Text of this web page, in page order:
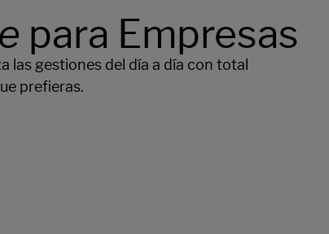
para Empresas
las gestiones del día a día con total
prefieras.